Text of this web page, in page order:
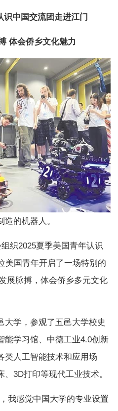
识中国交流团走进江门
体会侨乡文化魅力
的机器人。
织2025夏季美国青年认识
美国青年开启了一场特别的
展脉搏，体会侨乡多元文化
大学，参观了五邑大学校史
能学习馆、中德工业4.0创新
类人工智能技术和应用场
3D打印等现代工业技术。
我感觉中国大学的专业设置